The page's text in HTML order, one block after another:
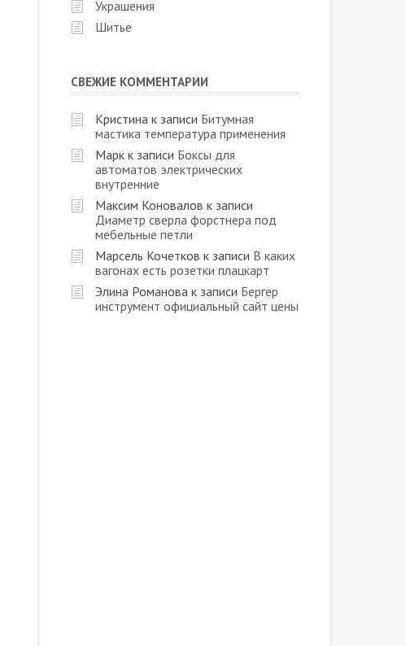
Украшения
Шитье
СВЕЖИЕ КОММЕНТАРИИ
Кристина к записи Битумная
мастика температура применения
Марк к записи Боксы для
автоматов электрических
внутренние
Максим Коновалов к записи
Диаметр сверла форстнера под
мебельные петли
Марсель Кочетков к записи В каких
вагонах есть розетки плацкарт
Элина Романова к записи Бергер
инструмент официальный сайт цены